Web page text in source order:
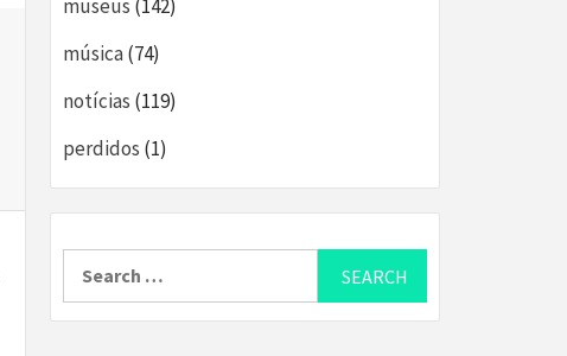
museus (142)
música(74)
notícias (119)
perdidos (1)